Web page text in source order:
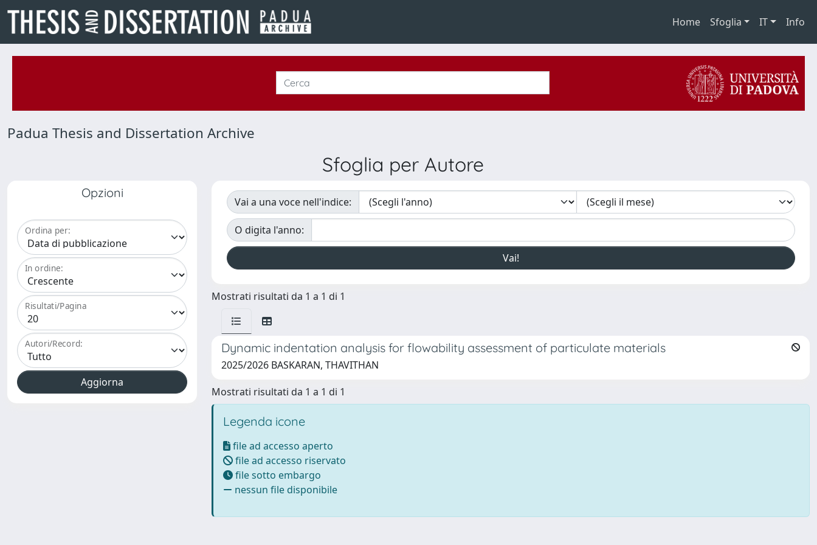
Home Sfoglia IT Info
Padua Thesis and Dissertation Archive
Sfoglia per Autore
Opzioni
Ordina per:
In ordine:
Risultati/Pagina
Autori/Record:
Vai a una voce nell'indice:
O digita l'anno:
Mostrati risultati da 1 a 1 di 1
Dynamic indentation analysis for flowability assessment of particulate materials
2025/2026 BASKARAN, THAVITHAN
Mostrati risultati da 1 a 1 di 1
Legenda icone
file ad accesso aperto
file ad accesso riservato
file sotto embargo
nessun file disponibile